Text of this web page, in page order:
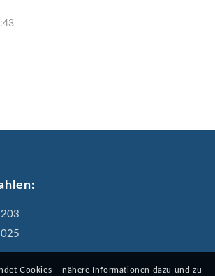
203
Cookies – nähere Informationen dazu und zu